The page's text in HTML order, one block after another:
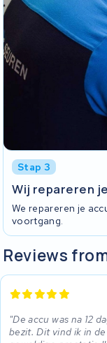
Stap 3
Wij repareren
We repareren je
voortgang.
Reviews
De accu was na 12
bezit. Dit vind ik in